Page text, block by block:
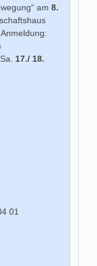
am8.
17./ 18.
01